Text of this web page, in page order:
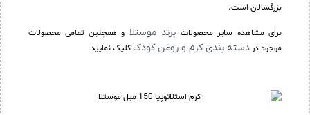
بزرگسالان است.
برای مشاهده سایر محصولات برند موستلا و همچنین تمامی محصولات
موجود در دسته بندی کرم و روغن کودککلیک نمایید.